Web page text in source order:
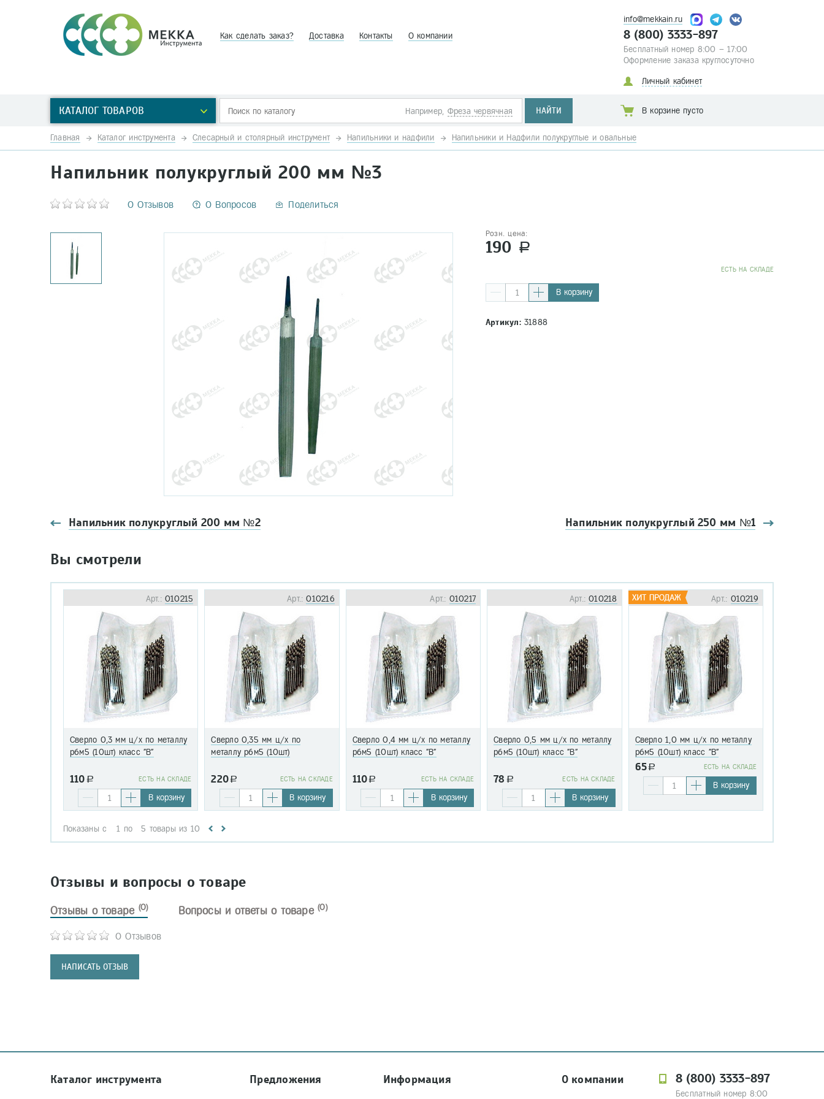
Как сделать заказ? Доставка Контакты О компании
info@mekkain.ru
8 (800) 3333-897
Бесплатный номер 8:00 – 17:00
Оформление заказа круглосуточно
Личный кабинет
КАТАЛОГ ТОВАРОВ Например, Фреза червячная НАЙТИ В корзине пусто
Главная Каталог инструмента Слесарный и столярный инструмент Напильники и надфили Напильники и Надфили полукруглые и овальные
Напильник полукруглый 200 мм №3
0 Отзывов 0 Вопросов Поделиться
Розн. цена:
190 a
EСТЬ НА СКЛАДЕ
В корзину
Артикул:31888
Напильник полукруглый 200 мм №2 Напильник полукруглый 250 мм №1
Вы смотрели
Арт.:010215
Сверло 0,3 мм ц/х по металлу
р6м5 (10шт) класс "В"
110 a EСТЬ НА СКЛАДЕ
В корзину
Арт.:010216
Сверло 0,35 мм ц/х по
металлу р6м5 (10шт)
220a EСТЬ НА СКЛАДЕ
В корзину
Арт.: 010217
Сверло 0,4 мм ц/х по металлу
р6м5 (10шт) класс "В"
110a EСТЬ НА СКЛАДЕ
В корзину
Арт.:010218
Сверло 0,5 мм ц/х по металлу
р6м5 (10шт) класс "В"
78 a EСТЬ НА СКЛАДЕ
В корзину
Арт.: 010219
Сверло 1,0 мм ц/х по металлу
р6м5 (10шт) класс "В"
65a EСТЬ НА СКЛАДЕ
В корзину
Показаны с 1 по 5 товары из 10
Отзывы и вопросы о товаре
Отзывы о товаре (0)
0 Отзывов
НАПИСАТЬ ОТЗЫВ
Вопросы и ответы о товаре(0)
Каталог инструмента Предложения Информация О компании 8 (800) 3333-897
Бесплатный номер 8:00